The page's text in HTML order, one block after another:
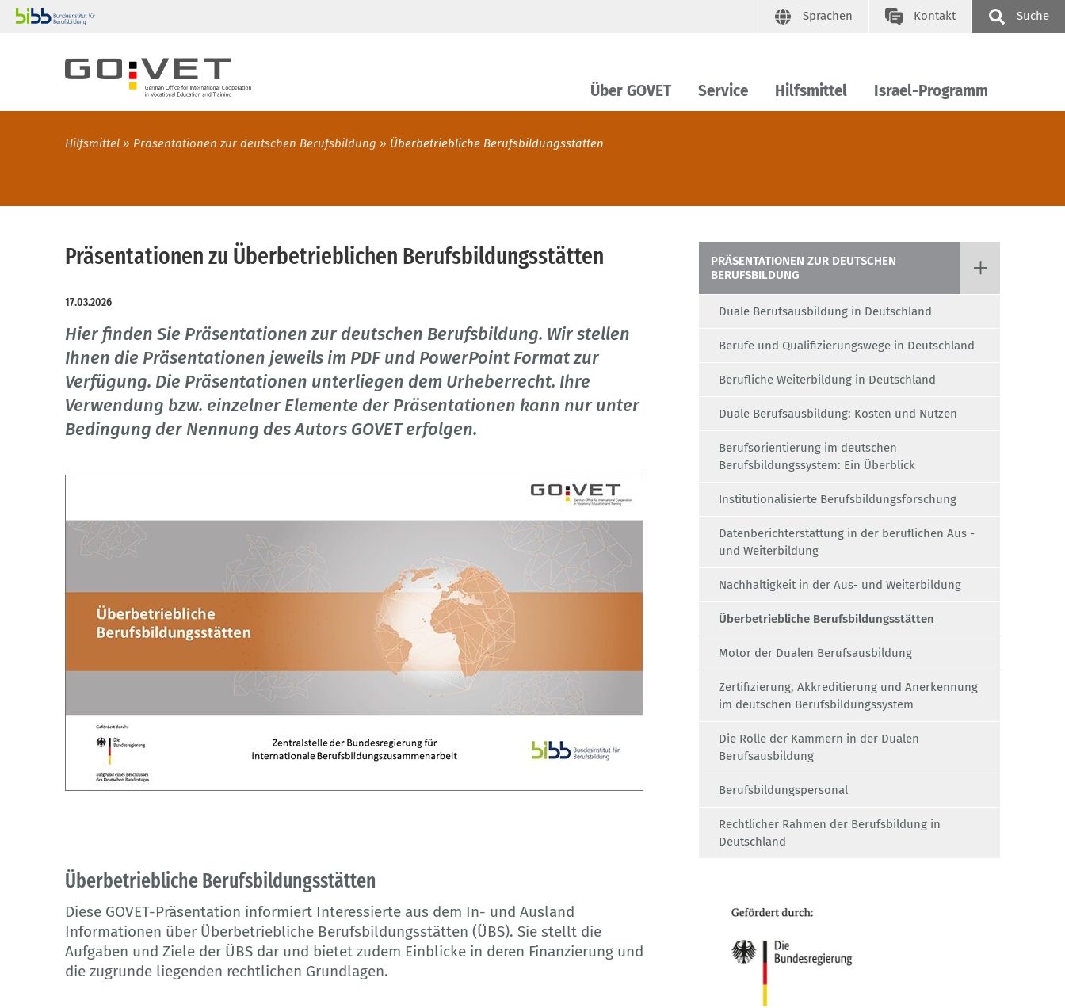
Sprachen Kontakt Suche
Über GOVET Service Hilfsmittel Israel-Programm
Hilfsmittel Präsentationen zur deutschen Berufsbildung Überbetriebliche Berufsbildungsstätten
Präsentationen zu Überbetrieblichen Berufsbildungsstätten
17.03.2026
Hier finden Sie Präsentationen zur deutschen Berufsbildung. Wir stellen
Ihnen die Präsentationen jeweils im PDF und PowerPoint Format zur
Verfügung. Die Präsentationen unterliegen dem Urheberrecht. Ihre
Verwendung bzw. einzelner Elemente der Präsentationen kann nur unter
Bedingung der Nennung des Autors GOVET erfolgen.
Überbetriebliche Berufsbildungsstätten
Diese GOVET-Präsentation informiert Interessierte aus dem In- und Ausland
Informationen über Überbetriebliche Berufsbildungsstätten (ÜBS). Sie stellt die
Aufgaben und Ziele der ÜBS dar und bietet zudem Einblicke in deren Finanzierung und
die zugrunde liegenden rechtlichen Grundlagen.
PRÄSENTATIONEN ZUR DEUTSCHEN
BERUFSBILDUNG
Duale Berufsausbildung in Deutschland
Berufe und Qualifizierungswege in Deutschland
Berufliche Weiterbildung in Deutschland
Duale Berufsausbildung: Kosten und Nutzen
Berufsorientierung im deutschen
Berufsbildungssystem: Ein Überblick
Institutionalisierte Berufsbildungsforschung
Datenberichterstattung in der beruflichen Aus -
und Weiterbildung
Nachhaltigkeit in der Aus- und Weiterbildung
Überbetriebliche Berufsbildungsstätten
Motor der Dualen Berufsausbildung
Zertifizierung, Akkreditierung und Anerkennung
im deutschen Berufsbildungssystem
Die Rolle der Kammern in der Dualen
Berufsausbildung
Berufsbildungspersonal
Rechtlicher Rahmen der Berufsbildung in
Deutschland